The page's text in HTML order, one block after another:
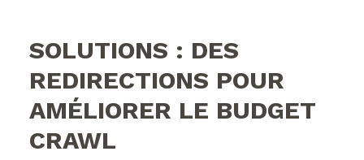
SOLUTIONS : DES
REDIRECTIONS POUR
AMÉLIORER LE BUDGET
CRAWL